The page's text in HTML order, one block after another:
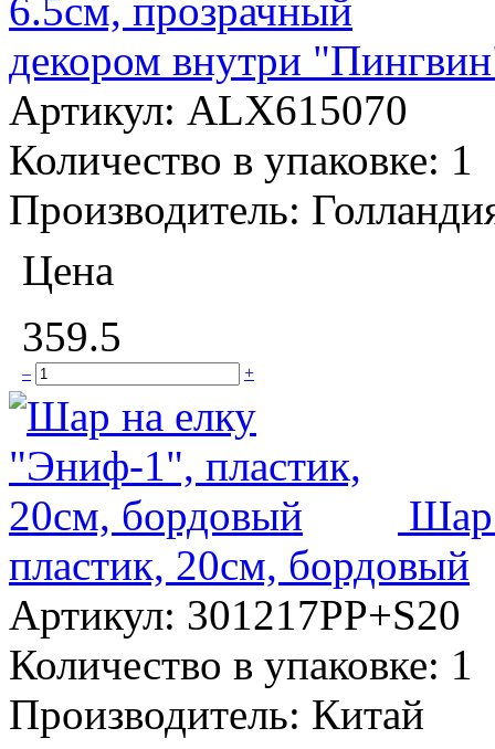
декором внутри
Артикул: ALX615070
Количество в упаковке: 1
Производитель:
Цена
359.5
– +
Шар
пластик, 20см, бордовый
Артикул: 301217PP+S20
Количество в упаковке: 1
Производитель: Китай